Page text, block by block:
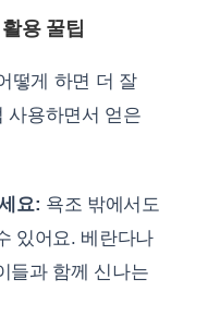
용 꿀팁
떻게 하면 더 잘
사용하면서 얻은
요: 욕조 밖에서도
있어요. 베란다나
들과 함께 신나는